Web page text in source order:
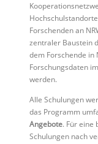
Forschenden an
zentraler Baustein
dem Forschende in
Forschungsdaten
werden.
Alle Schulungen
das Programm
Angebote. Für eine
Schulungen nach